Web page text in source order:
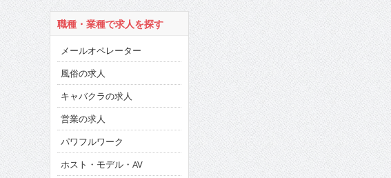
職種・業種で求人を探す
メールオペレーター
風俗の求人
キャバクラの求人
営業の求人
パワフルワーク
ホスト・モデル・AV